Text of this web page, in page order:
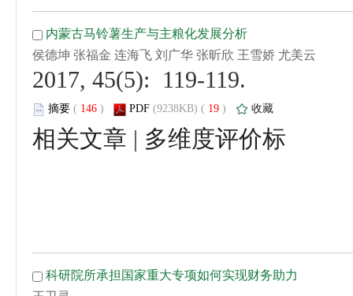
2017, 45(5): 119-119.
( ) 19 )
|